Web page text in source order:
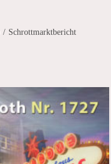
/ Schrottmarktbericht